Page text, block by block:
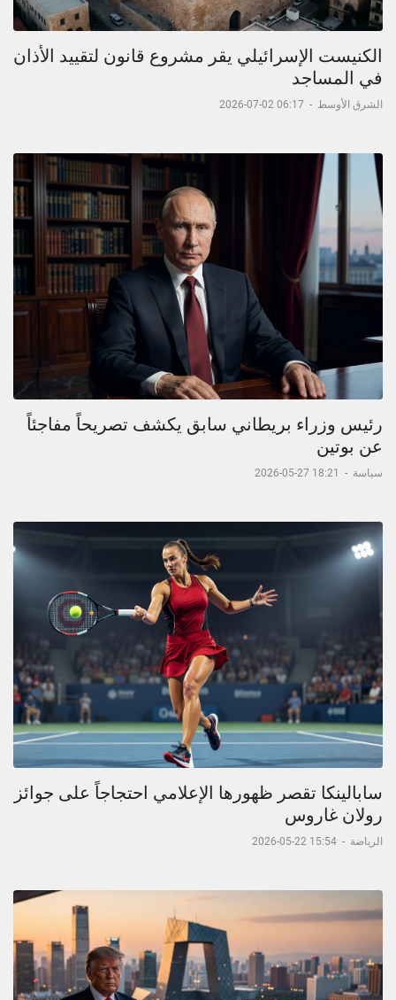
الكنيست الإسرائيلي يقر مشروع قانون لتقييد الأذان
في المساجد
الشرق الأوسط -
06:17 02-07-2026
رئيس وزراء بريطاني سابق يكشف تصريحاً مفاجئاً
عن بوتين
سياسة -
18:21 27-05-2026
سابالينكا تقصر ظهورها الإعلامي احتجاجاً على جوائز
رولان غاروس
الرياضة -
15:54 22-05-2026